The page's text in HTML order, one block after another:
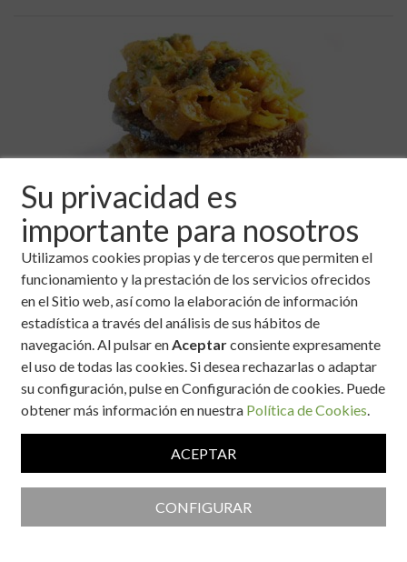
Su privacidad es
importante para nosotros
Utilizamos cookies propias y de terceros que permiten el
funcionamiento y la prestación de los servicios ofrecidos
en el Sitio web, así como la elaboración de información
estadística a través del análisis de sus hábitos de
navegación. Al pulsar enAceptarconsiente expresamente
el uso de todas las cookies. Si desea rechazarlas o adaptar
su configuración, pulse en Configuración de cookies. Puede
obtener más información en nuestra Política de Cookies.
ACEPTAR
CONFIGURAR
Ingredientes
2 berenjenas medianas.
250 gramos de bacalao desalado.
50 gramos de cebolla.
1/4 de cucharadita de pimienta blanca molida.
1 cucharadita de perejil picado.
2 cucharadas de tomate frito.